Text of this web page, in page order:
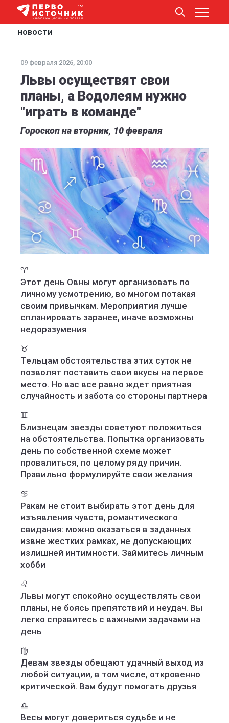
НОВОСТИ
09 февраля 2026, 20:00
Львы осуществят свои
планы, а Водолеям нужно
"играть в команде"
Гороскоп на вторник, 10 февраля
♈️
Этот день Овны могут организовать по
личному усмотрению, во многом потакая
своим привычкам. Мероприятия лучше
спланировать заранее, иначе возможны
недоразумения
♉️
Тельцам обстоятельства этих суток не
позволят поставить свои вкусы на первое
место. Но вас все равно ждет приятная
случайность и забота со стороны партнера
♊️
Близнецам звезды советуют положиться
на обстоятельства. Попытка организовать
день по собственной схеме может
провалиться, по целому ряду причин.
Правильно формулируйте свои желания
♋️
Ракам не стоит выбирать этот день для
изъявления чувств, романтического
свидания: можно оказаться в заданных
извне жестких рамках, не допускающих
излишней интимности. Займитесь личным
хобби
♌️
Львы могут спокойно осуществлять свои
планы, не боясь препятствий и неудач. Вы
легко справитесь с важными задачами на
день
♍️
Девам звезды обещают удачный выход из
любой ситуации, в том числе, откровенно
критической. Вам будут помогать друзья
♎️
Весы могут довериться судьбе и не